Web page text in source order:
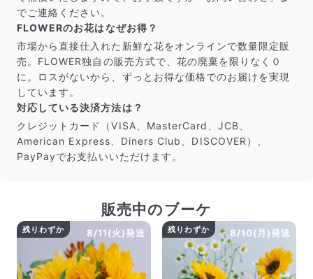
までご連絡ください。ご返金にて補償いたします。
写真と同じものが届く？
商品ページに掲載している写真は、実際にお届けする商
品を撮影したものです。お花は生き物なので、どうして
も色味やサイズ・咲き方に個体差はありますが、できる
だけ写真のイメージに近いものをお届けできるように人
でご連絡ください。
FLOWERのお花はなぜお得？
市場から直接仕入れた新鮮な花をオンラインで数量限定販
売。FLOWER独自の販売方式で、花の廃棄を限りなく０
に。ロスがないから、ずっとお得な価格でのお届けを実現
しています。
対応している決済方法は？
クレジットカード（VISA、MasterCard、JCB、
American Express、Diners Club、DISCOVER）、
PayPayでお支払いいただけます。
販売中のブーケ
8/11(火)発送
残りわずか 8/10(月)発送
残りわずか